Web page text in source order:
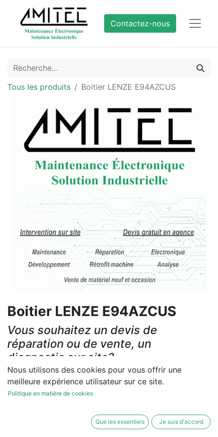
Contactez-nous
Tous les produits Boitier LENZE E94AZCUS
Boitier LENZE E94AZCUS
Vous souhaitez un devis de
réparation ou de vente, un
diagnostic sur site?
Contactez-nous
Les réparations et les ventes sont garanties
Nous utilisons des cookies pour vous offrir une
meilleure expérience utilisateur sur ce site.
Politique en matière de cookies
Que les essentiels Je suis d'accord